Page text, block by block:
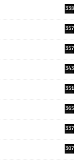
338
357
357
343
351
365
337
307